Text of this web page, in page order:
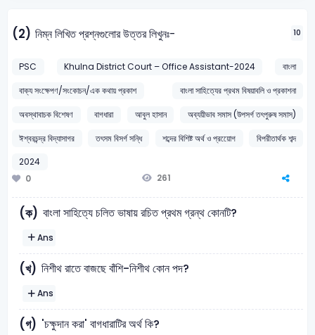
(2) নিম্ন লিখিত প্রশ্নগুলোর উত্তর লিখুনঃ- 10
PSC Khulna District Court – Office Assistant-2024
বাংলা
বাক্য সংক্ষেপণ/সংকোচন/এক কথায় প্রকাশ
বাংলা সাহিত্যের প্রথম বিষয়াবলি ও প্রকাশনা
অবস্থাবাচক বিশেষণ
বাগধারা আবুল হাসান
অব্যয়ীভাব সমাস (উপসর্গ তৎপুরুষ সমাস)
ঈশ্বরচন্দ্র বিদ্যাসাগর
তৎসম বিসর্গ সন্ধি শব্দের বিশিষ্ট অর্থ ও প্রয়োেগ
বিপরীতার্থক শব্দ
2024
0
261
(ক) বাংলা সাহিত্যে চলিত ভাষায় রচিত প্রথম গ্রন্থ কোনটি?
Ans
(খ) নিশীথ রাতে বাজছে বাঁশি-নিশীথ কোন পদ?
Ans
(গ) 'চক্ষুদান করা' বাগধারাটির অর্থ কি?